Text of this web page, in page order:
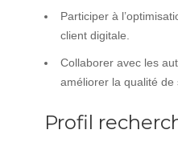
Participer à
client digitale.
Collaborer avec les
améliorer la qualité de
Profil